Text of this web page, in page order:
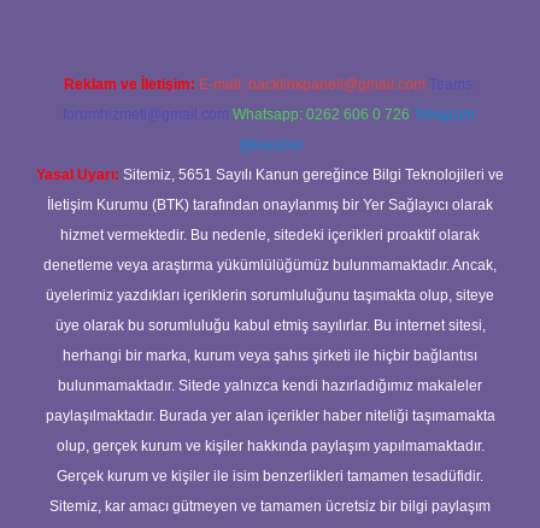
Reklam ve İletişim: E-mail: backlinkpaneli@gmail.com Teams:
forumhizmeti@gmail.com Whatsapp: 0262 606 0 726 Telegram:
@karabul
Yasal Uyarı: Sitemiz, 5651 Sayılı Kanun gereğince Bilgi Teknolojileri ve
İletişim Kurumu (BTK) tarafından onaylanmış bir Yer Sağlayıcı olarak
hizmet vermektedir. Bu nedenle, sitedeki içerikleri proaktif olarak
denetleme veya araştırma yükümlülüğümüz bulunmamaktadır. Ancak,
üyelerimiz yazdıkları içeriklerin sorumluluğunu taşımakta olup, siteye
üye olarak bu sorumluluğu kabul etmiş sayılırlar. Bu internet sitesi,
herhangi bir marka, kurum veya şahıs şirketi ile hiçbir bağlantısı
bulunmamaktadır. Sitede yalnızca kendi hazırladığımız makaleler
paylaşılmaktadır. Burada yer alan içerikler haber niteliği taşımamakta
olup, gerçek kurum ve kişiler hakkında paylaşım yapılmamaktadır.
Gerçek kurum ve kişiler ile isim benzerlikleri tamamen tesadüfidir.
Sitemiz, kar amacı gütmeyen ve tamamen ücretsiz bir bilgi paylaşım